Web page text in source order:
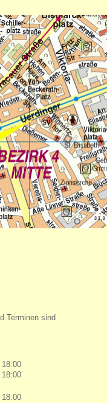
Terminen sind
18:00
18:00
18:00